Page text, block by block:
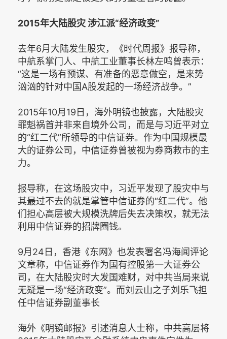
2015年大陆股灾 涉江派“经济政变”
去年6月大陆发生股灾，《时代周报》报导称，
中航系掌门人、中航工业董事长林左鸣曾表示：
“这是一场有预谋、有准备的恶意做空，是来势
汹汹的针对中国A股发起的一场经济战争。”
2015年10月19日，海外明镜也披露，大陆股灾
罪魁祸首并非来自境外公司，而是与习近平对立
的“红二代”所领导的中信证券。作为中国规模最
大的证券公司，中信证券曾被视为券商救市的主
力。
报导称，在这场股灾中，习近平发现了股灾中与
其最过不去的就是掌管中信证券的“红二代”。他
们担心高层被大规模洗牌后失去决策权，就无法
利用中信证券的招牌圈钱。
9月24日，香港《东网》也发表署名冯海闻评论
文章称，中信证券作为国有控股第一大证券公
司，在大陆股灾时大发国难财，对中共当局来说
无疑是一场“经济政变”。而刘云山之子刘乐飞担
任中信证券副董事长
海外《明镜邮报》引述消息人士称，中共高层将